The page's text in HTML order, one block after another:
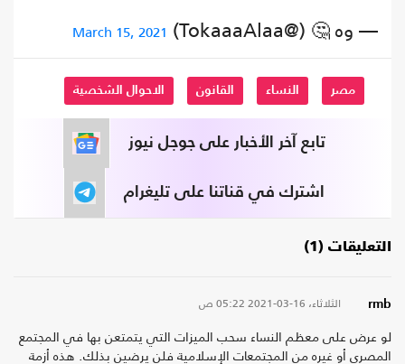
— وه 🤔 (@TokaaaAlaa) March 15, 2021
مصر النساء القانون الاحوال الشخصية
تابع آخر الأخبار على جوجل نيوز
اشترك في قناتنا على تليغرام
التعليقات (1)
rmb الثلاثاء، 16-03-2021 05:22 ص
لو عرض على معظم النساء سحب الميزات التي يتمتعن بها في المجتمع
المصري أو غيره من المجتمعات الإسلامية فلن يرضين بذلك. هذه أزمة